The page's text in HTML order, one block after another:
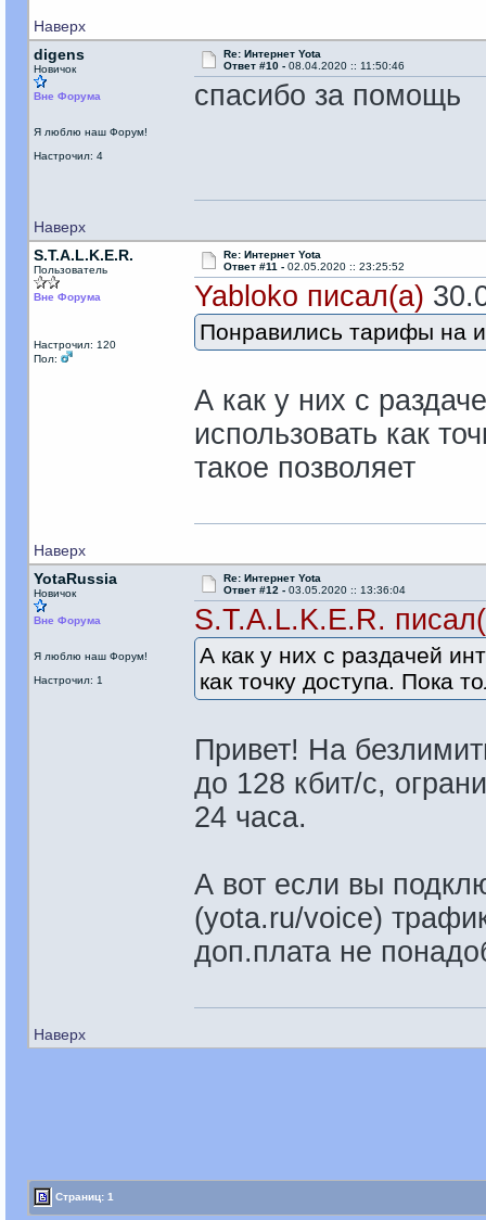
Наверх
digens
Новичок
Вне Форума
Я люблю наш Форум!
Настрочил: 4
Re: Интернет Yota
Ответ #10 - 08.04.2020 :: 11:50:46
спасибо за помощь
Наверх
S.T.A.L.K.E.R.
Пользователь
Вне Форума
Настрочил: 120
Пол:
Re: Интернет Yota
Ответ #11 - 02.05.2020 :: 23:25:52
Yabloko писал(а)
Понравились тарифы на
А как у них с
использовать как
такое позволяет
Наверх
YotaRussia
Новичок
Вне Форума
Я люблю наш Форум!
Настрочил: 1
Re: Интернет Yota
Ответ #12 - 03.05.2020 :: 13:36:04
S.T.A.L.K.E.R.
А как у них с раздачей
как точку доступа. Пока
Привет! На
до 128 кбит/с,
24 часа.
А вот если вы
(yota.ru/voice)
доп.плата не
Наверх
Страниц: 1